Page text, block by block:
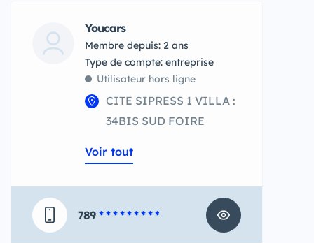
Youcars
Membre depuis: 2 ans
type de compte: entreprise
Utilisateur hors ligne
CITE SIPRESS 1 VILLA :
34BIS SUD FOIRE
Voir tout
789 * * * * * * * * *